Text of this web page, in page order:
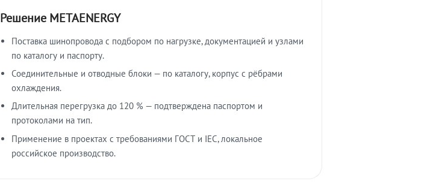
Решение METAENERGY
Поставка шинопровода с подбором по нагрузке, документацией и узлами
по каталогу и паспорту.
Соединительные и отводные блоки — по каталогу, корпус с рёбрами
охлаждения.
Длительная перегрузка до 120 % — подтверждена паспортом и
протоколами на тип.
Применение в проектах с требованиями ГОСТ и IEC, локальное
российское производство.